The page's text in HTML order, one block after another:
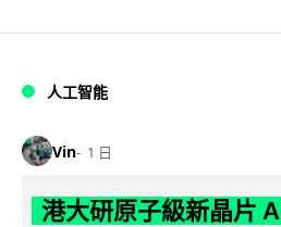
人工智能
Vin 1 日
港大研原子級新晶片